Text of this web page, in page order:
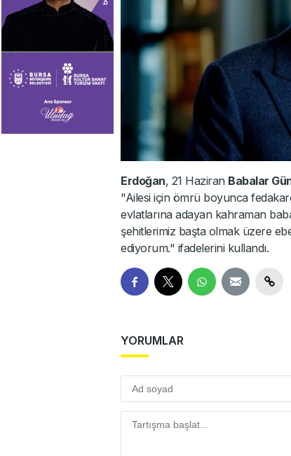
Erdoğan, 21 Haziran Babalar
"Ailesi için ömrü boyunca
evlatlarına adayan kahraman
şehitlerimiz başta olmak üzere
ediyorum." ifadelerini kullandı.
YORUMLAR